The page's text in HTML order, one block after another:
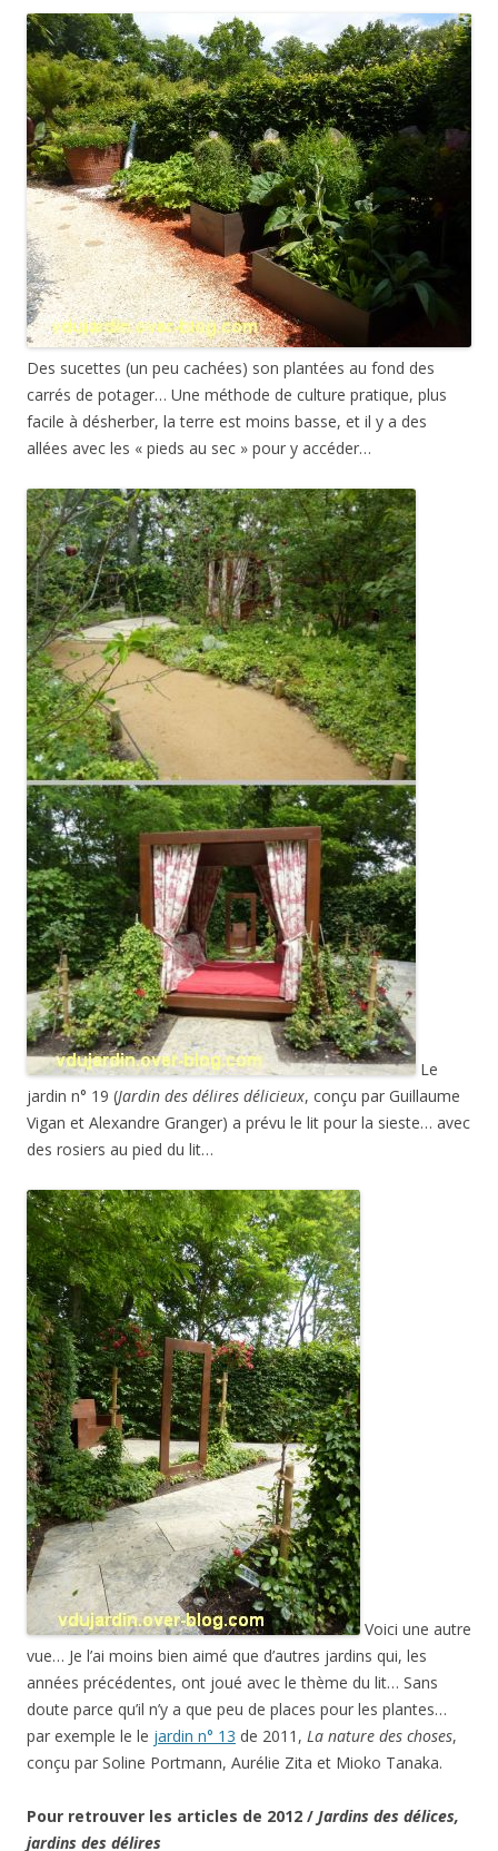
Des sucettes (un peu cachées) son plantées au fond des
carrés de potager… Une méthode de culture pratique, plus
facile à désherber, la terre est moins basse, et il y a des
allées avec les « pieds au sec » pour y accéder…
Le
jardin n° 19 (Jardin des délires délicieux, conçu par Guillaume
Vigan et Alexandre Granger) a prévu le lit pour la sieste… avec
des rosiers au pied du lit…
Voici une autre
vue… Je l’ai moins bien aimé que d’autres jardins qui, les
années précédentes, ont joué avec le thème du lit… Sans
doute parce qu’il n’y a que peu de places pour les plantes…
par exemple le le jardin n° 13 de 2011, La nature des choses,
conçu par Soline Portmann, Aurélie Zita et Mioko Tanaka.
Pour retrouver les articles de 2012 / Jardins des délices,
jardins des délires